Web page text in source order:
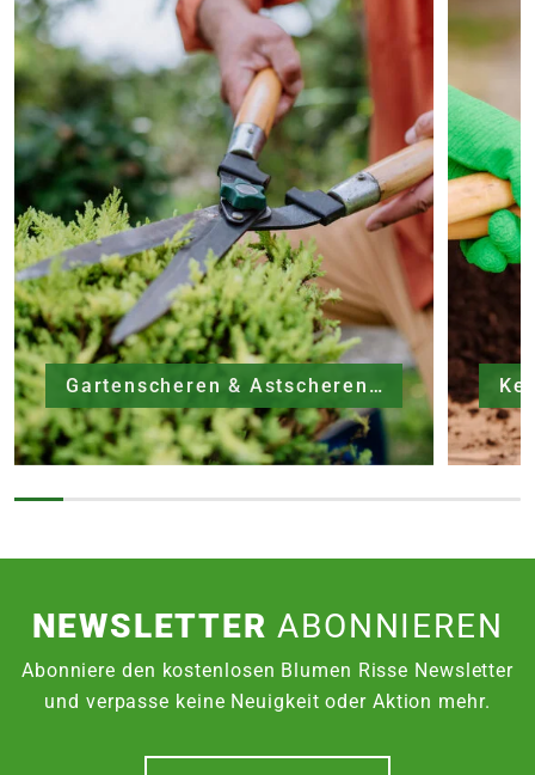
Gartenscheren & Astscheren
NEWSLETTERABONNIEREN
Abonniere den kostenlosen Blumen Risse Newsletter
und verpasse keine Neuigkeit oder Aktion mehr.